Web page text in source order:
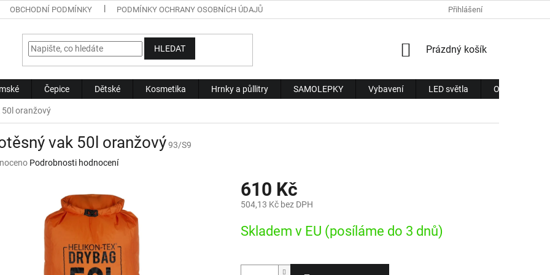
OBCHODNÍ PODMÍNKY PODMÍNKY OCHRANY OSOBNÍCH ÚDAJŮ Přihlášení
HLEDAT
NÁKUPNÍ
Prázdný košík
Čepice Dětské Kosmetika Hrnky a půllitry SAMOLEPKY Vybavení LED světla Obchodní
oranžový
vak 50l oranžový93/S9
Podrobnosti hodnocení
610 Kč
504,13 Kč bez DPH
cena:
Skladem v EU (posíláme do 3 dnů)